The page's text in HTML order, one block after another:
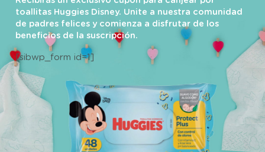
toallitas Huggies Disney. Unite a nuestra comunidad
de padres felices y comienza a disfrutar de los
beneficios de la suscripción.
[sibwp_form id=1]